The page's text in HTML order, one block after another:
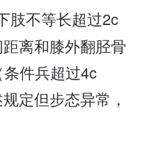
肢不等长超过2c
离和膝外翻胫骨
件兵超过4c
定但步态异常，